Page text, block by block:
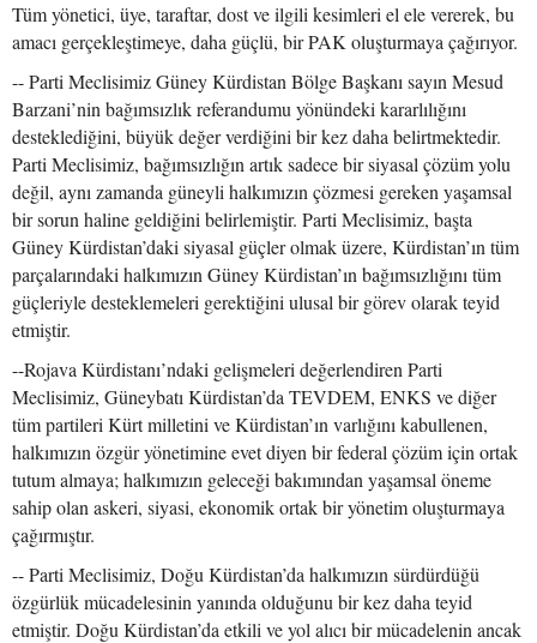
Tüm yönetici, üye, taraftar, dost ve ilgili kesimleri el ele vererek, bu
amacı gerçekleştimeye, daha güçlü, bir PAK oluşturmaya çağırıyor.
-- Parti Meclisimiz Güney Kürdistan Bölge Başkanı sayın Mesud
Barzani’nin bağımsızlık referandumu yönündeki kararlılığını
desteklediğini, büyük değer verdiğini bir kez daha belirtmektedir.
Parti Meclisimiz, bağımsızlığın artık sadece bir siyasal çözüm yolu
değil, aynı zamanda güneyli halkımızın çözmesi gereken yaşamsal
bir sorun haline geldiğini belirlemiştir. Parti Meclisimiz, başta
Güney Kürdistan’daki siyasal güçler olmak üzere, Kürdistan’ın tüm
parçalarındaki halkımızın Güney Kürdistan’ın bağımsızlığını tüm
güçleriyle desteklemeleri gerektiğini ulusal bir görev olarak teyid
etmiştir.
--Rojava Kürdistanı’ndaki gelişmeleri değerlendiren Parti
Meclisimiz, Güneybatı Kürdistan’da TEVDEM, ENKS ve diğer
tüm partileri Kürt milletini ve Kürdistan’ın varlığını kabullenen,
halkımızın özgür yönetimine evet diyen bir federal çözüm için ortak
tutum almaya; halkımızın geleceği bakımından yaşamsal öneme
sahip olan askeri, siyasi, ekonomik ortak bir yönetim oluşturmaya
çağırmıştır.
-- Parti Meclisimiz, Doğu Kürdistan’da halkımızın sürdürdüğü
özgürlük mücadelesinin yanında olduğunu bir kez daha teyid
etmiştir. Doğu Kürdistan’da etkili ve yol alıcı bir mücadelenin ancak